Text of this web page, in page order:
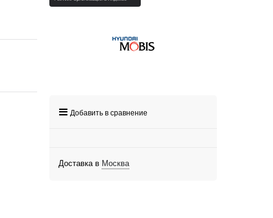
Добавить в сравнение
Доставка в Москва